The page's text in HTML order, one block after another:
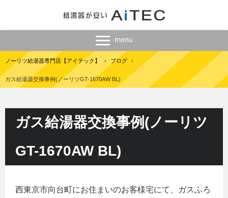
ノーリツ給湯器専門店【アイテック】 › ブログ ›
ガス給湯器交換事例(ノーリツGT-1670AW BL)
ガス給湯器交換事例(ノーリツ
GT-1670AW BL)
西東京市向台町にお住まいのお客様宅にて、ガスふろ